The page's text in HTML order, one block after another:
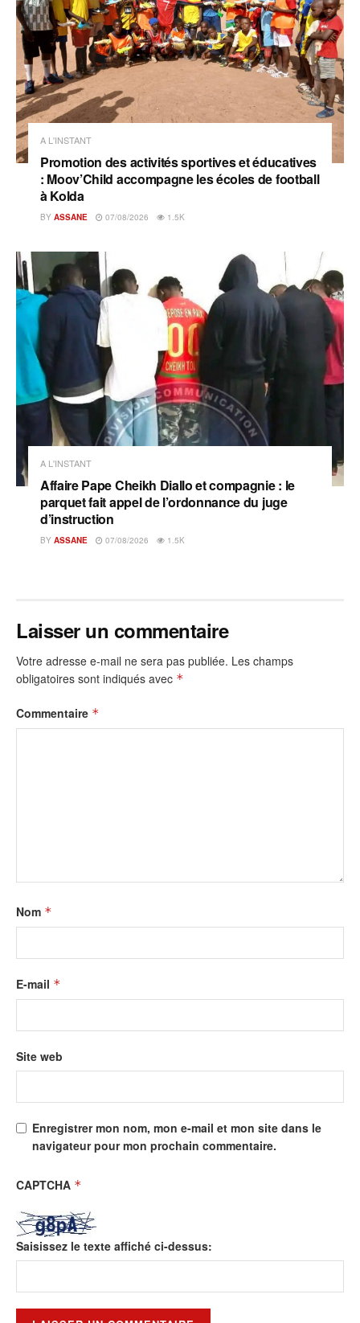
A L'INSTANT
Promotion des activités sportives et éducatives
: Moov’Child accompagne les écoles de football
à Kolda
BY ASSANE 07/08/2026 1.5K
A L'INSTANT
Affaire Pape Cheikh Diallo et compagnie : le
parquet fait appel de l’ordonnance du juge
d’instruction
BY ASSANE 07/08/2026 1.5K
Laisser un commentaire
Votre adresse e-mail ne sera pas publiée. Les champs
obligatoires sont indiqués avec *
Commentaire *
Nom *
E-mail *
Site web
Enregistrer mon nom, mon e-mail et mon site dans le
navigateur pour mon prochain commentaire.
CAPTCHA *
Saisissez le texte affiché ci-dessus: